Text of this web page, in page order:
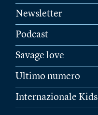
Newsletter
Podcast
Savage love
Ultimo numero
Internazionale Kids